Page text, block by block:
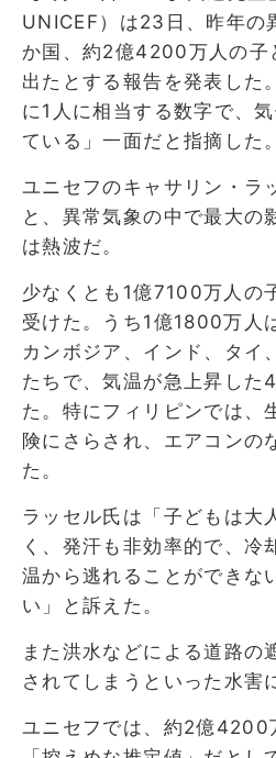
UNICEF）は23日、昨年の
か国、約2億4200万人の子
出たとする報告を発表した
に1人に相当する数字で、
ている」一面だと指摘した。
ユニセフのキャサリン・ラ
と、異常気象の中で最大の
は熱波だ。
少なくとも1億7100万人の
受けた。うち1億1800万人
カンボジア、インド、タイ
たちで、気温が急上昇した
た。特にフィリピンでは、
険にさらされ、エアコンの
た。
ラッセル氏は「子どもは大
く、発汗も非効率的で、冷
温から逃れることができな
い」と訴えた。
また洪水などによる道路の
されてしまうといった水害
ユニセフでは、約2億4200